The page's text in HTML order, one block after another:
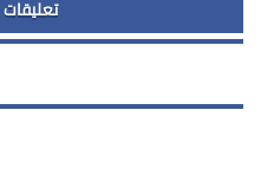
تعليقات Facebook